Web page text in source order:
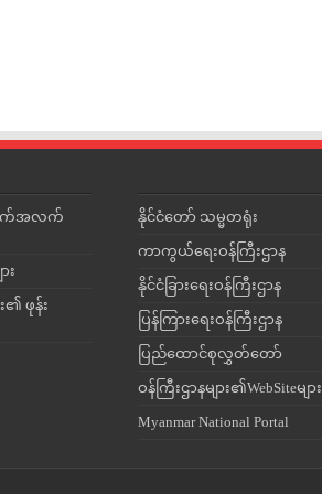
ျက်အလက်
း
၏ ဖုန်း
နိုင်ငံတော် သမ္မတရုံး
ကာကွယ်ရေးဝန်ကြီးဌာန
နိုင်ငံခြားရေးဝန်ကြီးဌာန
ပြန်ကြားရေးဝန်ကြီးဌာန
ပြည်ထောင်စုလွှတ်တော်
ဝန်ကြီးဌာနများ၏WebSiteများ
Myanmar National Portal